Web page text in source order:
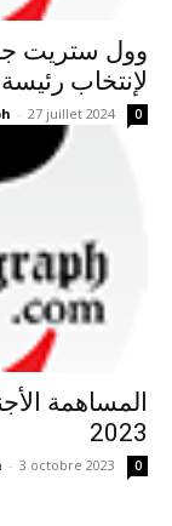
وول ستريت
لإنتخاب
- 27 juillet 2024 0
المساهمة
2023
- 3 octobre 2023 0